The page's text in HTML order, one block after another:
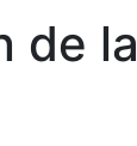
de la